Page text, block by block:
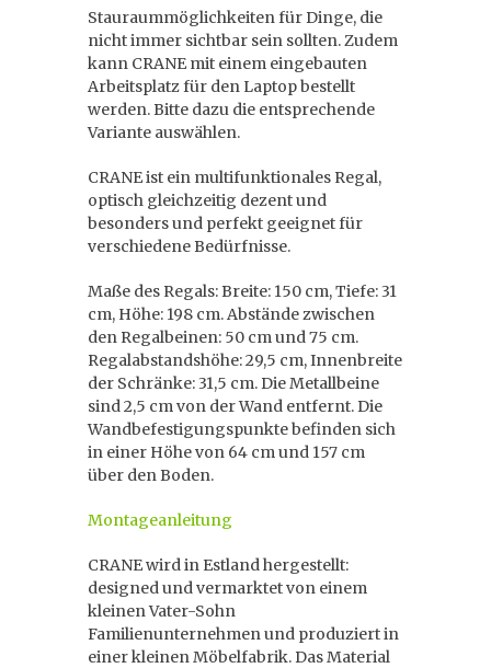
Stauraummöglichkeiten für Dinge, die
nicht immer sichtbar sein sollten. Zudem
kann CRANE mit einem eingebauten
Arbeitsplatz für den Laptop bestellt
werden. Bitte dazu die entsprechende
Variante auswählen.
CRANE ist ein multifunktionales Regal,
optisch gleichzeitig dezent und
besonders und perfekt geeignet für
verschiedene Bedürfnisse.
Maße des Regals: Breite: 150 cm, Tiefe: 31
cm, Höhe: 198 cm. Abstände zwischen
den Regalbeinen: 50 cm und 75 cm.
Regalabstandshöhe: 29,5 cm, Innenbreite
der Schränke: 31,5 cm. Die Metallbeine
sind 2,5 cm von der Wand entfernt. Die
Wandbefestigungspunkte befinden sich
in einer Höhe von 64 cm und 157 cm
über den Boden.
Montageanleitung
CRANE wird in Estland hergestellt:
designed und vermarktet von einem
kleinen Vater-Sohn
Familienunternehmen und produziert in
einer kleinen Möbelfabrik. Das Material